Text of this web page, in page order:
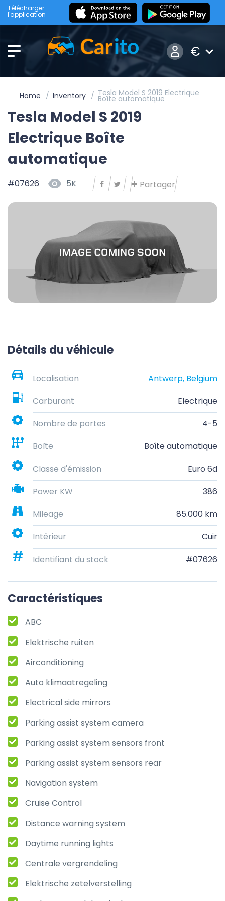
Télécharger
l'application
€
Home Inventory Tesla Model S 2019 Electrique
Boîte automatique
Tesla Model S 2019
Electrique Boîte
automatique
#07626 5K Partager
Détails du véhicule
Localisation
Antwerp, Belgium
Carburant
Electrique
Nombre de portes
4-5
Boîte
Boîte automatique
Classe d'émission
Euro 6d
Power KW
386
Mileage
85.000 km
Intérieur
Cuir
Identifiant du stock
#07626
Caractéristiques
ABC
Elektrische ruiten
Airconditioning
Auto klimaatregeling
Electrical side mirrors
Parking assist system camera
Parking assist system sensors front
Parking assist system sensors rear
Navigation system
Cruise Control
Distance warning system
Daytime running lights
Centrale vergrendeling
Elektrische zetelverstelling